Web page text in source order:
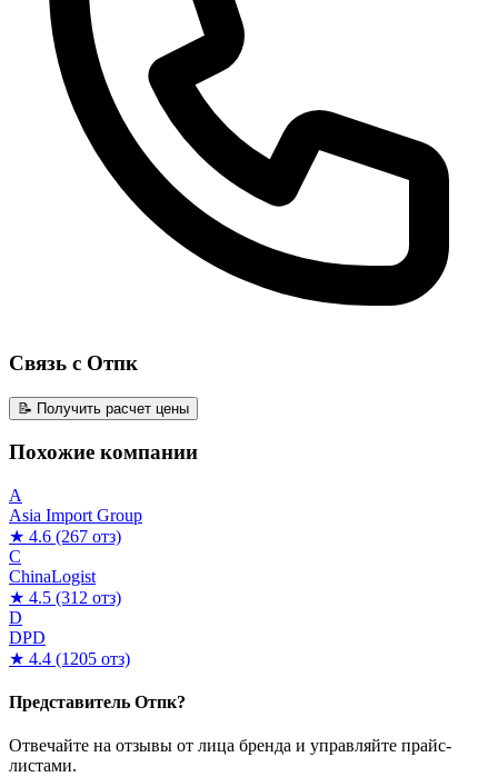
Связь с Отпк
📝 Получить расчет цены
Похожие компании
A
Asia Import Group
★ 4.6 (267 отз)
C
ChinaLogist
★ 4.5 (312 отз)
D
DPD
★ 4.4 (1205 отз)
Представитель Отпк?
Отвечайте на отзывы от лица бренда и управляйте прайс-
листами.